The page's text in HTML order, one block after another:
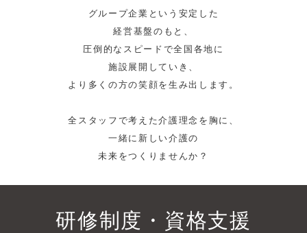
グループ企業という安定した
経営基盤のもと、
圧倒的なスピードで全国各地に
施設展開していき、
より多くの方の笑顔を生み出します。
全スタッフで考えた介護理念を胸に、
一緒に新しい介護の
未来をつくりませんか？
研修制度・資格支援